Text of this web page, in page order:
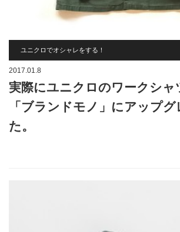
ユニクロでオシャレをする！
2017.01.8
実際にユニクロのワークシャ
「ブランドモノ」にアップ
た。